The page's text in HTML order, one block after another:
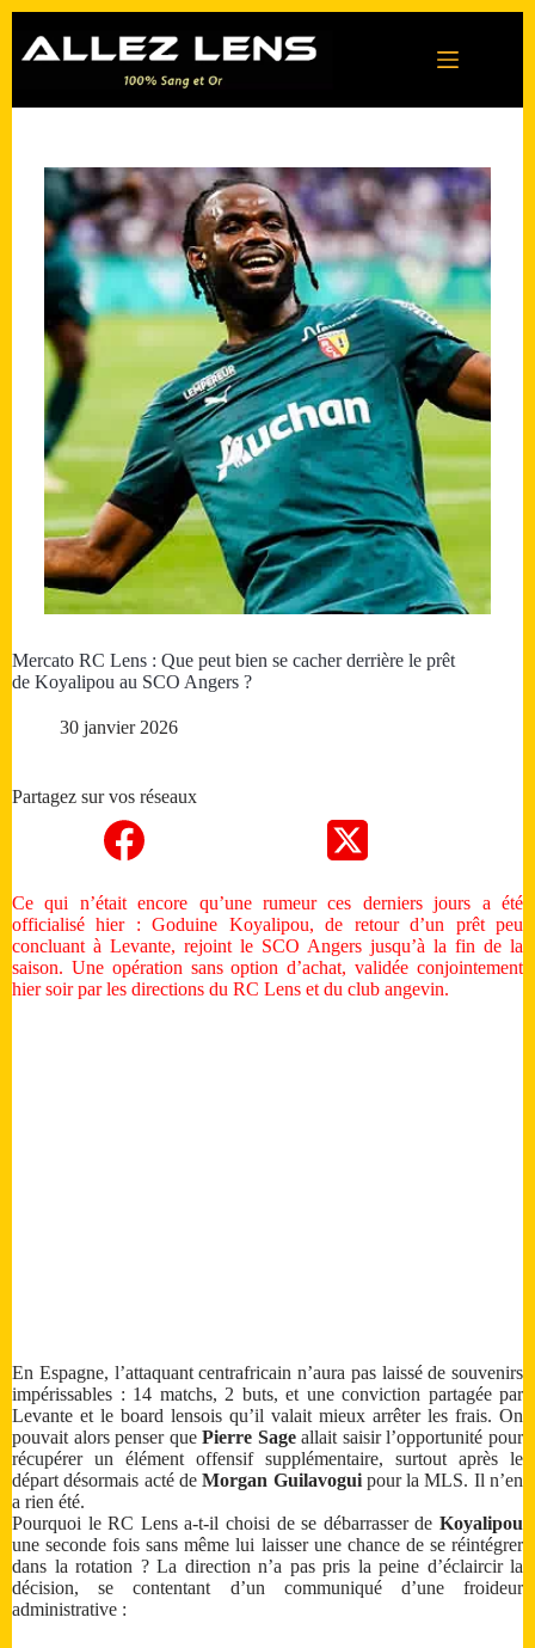
contenu
Mercato RC Lens : Que peut bien se cacher derrière le prêt
de Koyalipou au SCO Angers ?
30 janvier 2026
Partagez sur vos réseaux
Ce qui n’était encore qu’une rumeur ces derniers jours a été
officialisé hier : Goduine Koyalipou, de retour d’un prêt peu
concluant à Levante, rejoint le SCO Angers jusqu’à la fin de la
saison. Une opération sans option d’achat, validée conjointement
hier soir par les directions du RC Lens et du club angevin.
En Espagne, l’attaquant centrafricain n’aura pas laissé de souvenirs
impérissables : 14 matchs, 2 buts, et une conviction partagée par
Levante et le board lensois qu’il valait mieux arrêter les frais. On
pouvait alors penser quePierre Sageallait saisir l’opportunité pour
récupérer un élément offensif supplémentaire, surtout après le
départ désormais acté deMorgan Guilavoguipour la MLS. Il n’en
a rien été.
Pourquoi le RC Lens a-t-il choisi de se débarrasser de Koyalipou
une seconde fois sans même lui laisser une chance de se réintégrer
dans la rotation ? La direction n’a pas pris la peine d’éclaircir la
décision, se contentant d’un communiqué d’une froideur
administrative :